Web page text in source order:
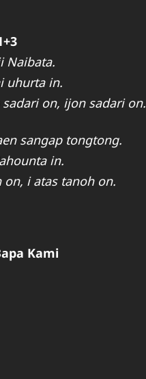
Naibata.
uhurta in.
on, ijon sadari on.
sangap tongtong.
in.
i atas tanoh on.
Kami